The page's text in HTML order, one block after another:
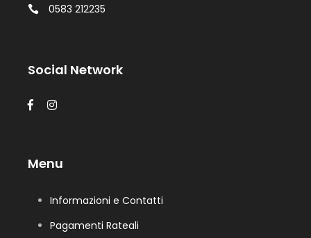
0583 212235
Social Network
Menu
Informazioni e Contatti
Pagamenti Rateali